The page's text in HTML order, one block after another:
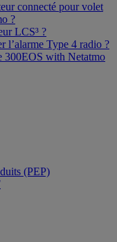
connecté pour volet
?
LCS³ ?
l’alarme Type 4 radio ?
300EOS with Netatmo
(PEP)